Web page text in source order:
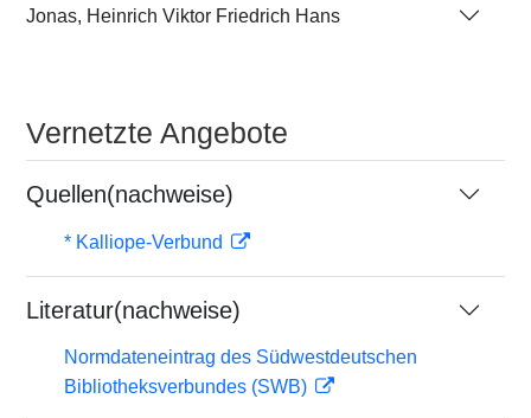
Jonas, Heinrich Viktor Friedrich Hans
Vernetzte Angebote
Quellen(nachweise)
* Kalliope-Verbund
Literatur(nachweise)
Normdateneintrag des Südwestdeutschen
Bibliotheksverbundes (SWB)